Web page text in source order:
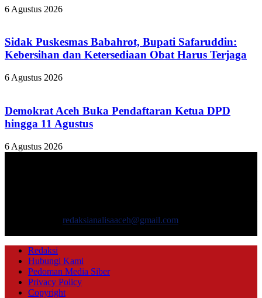
6 Agustus 2026
Sidak Puskesmas Babahrot, Bupati Safaruddin:
Kebersihan dan Ketersediaan Obat Harus Terjaga
6 Agustus 2026
Demokrat Aceh Buka Pendaftaran Ketua DPD
hingga 11 Agustus
6 Agustus 2026
redaksianalisaaceh@gmail.com
Redaksi
Hubungi Kami
Pedoman Media Siber
Privacy Policy
Copyright